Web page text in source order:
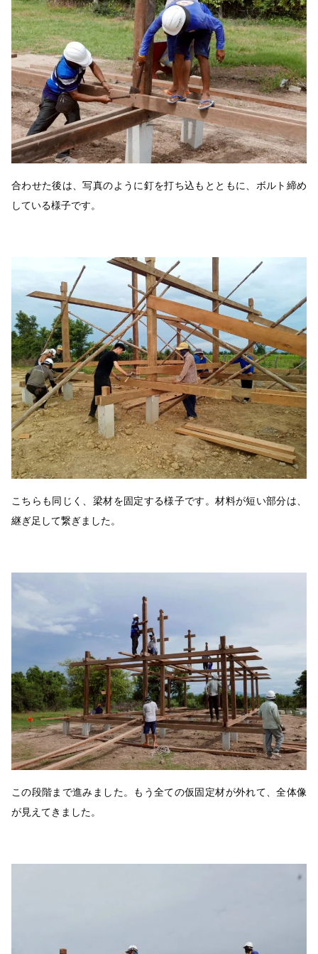
合わせた後は、写真のように釘を打ち込もとともに、ボルト締め
している様子です。
こちらも同じく、梁材を固定する様子です。材料が短い部分は、
継ぎ足して繋ぎました。
この段階まで進みました。もう全ての仮固定材が外れて、全体像
が見えてきました。